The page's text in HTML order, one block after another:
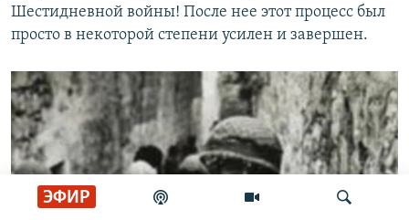
ЭФИР
Шестидневной войны! После нее этот процесс был
просто в некоторой степени усилен и завершен.